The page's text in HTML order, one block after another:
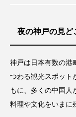
夜の神戸の見ど
神戸は日本有数の港
つわる観光スポット
もに、多くの中国人
料理や文化をいまに